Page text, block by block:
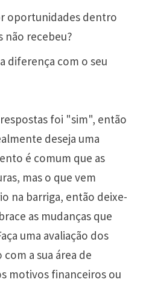
oportunidades dentro
não recebeu?
diferença com o seu
respostas foi "sim", então
deseja uma
é comum que as
mas o que vem
na barriga, então deixe-
as mudanças que
uma avaliação dos
a sua área de
motivos financeiros ou